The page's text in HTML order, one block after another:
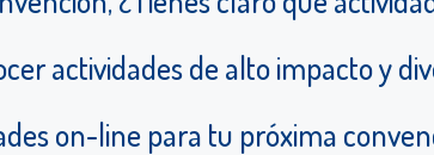
actividades de alto impacto y
on-line para tu próxima